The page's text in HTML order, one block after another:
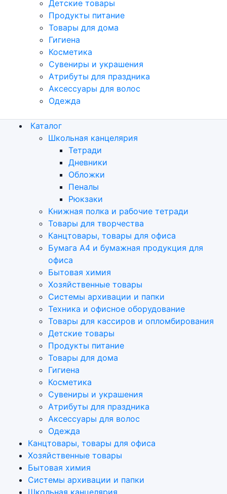
Детские товары
Продукты питание
Товары для дома
Гигиена
Косметика
Сувениры и украшения
Атрибуты для праздника
Аксеcсуары для волос
Одежда
Каталог
Школьная канцелярия
Тетради
Дневники
Обложки
Пеналы
Рюкзаки
Книжная полка и рабочие тетради
Товары для творчества
Канцтовары, товары для офиса
Бумага А4 и бумажная продукция для
офиса
Бытовая химия
Хозяйственные товары
Системы архивации и папки
Техника и офисное оборудование
Товары для кассиров и опломбирования
Детские товары
Продукты питание
Товары для дома
Гигиена
Косметика
Сувениры и украшения
Атрибуты для праздника
Аксеcсуары для волос
Одежда
Канцтовары, товары для офиса
Хозяйственные товары
Бытовая химия
Системы архивации и папки
Школьная канцелярия